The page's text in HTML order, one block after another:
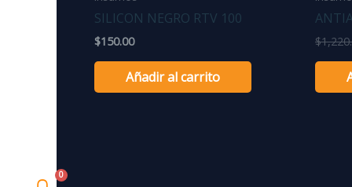
SILICON NEGRO RTV 100
$150.00
Añadir al carrito
$